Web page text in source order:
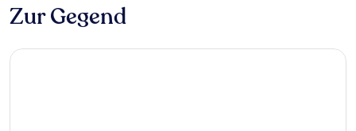
Zur Gegend